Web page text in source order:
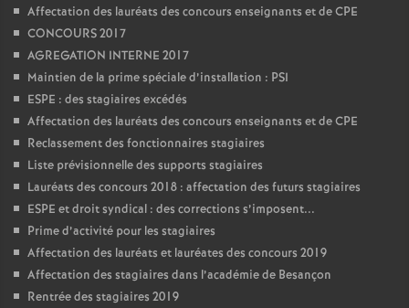
Affectation des lauréats des concours enseignants et de CPE
CONCOURS 2017
AGREGATION INTERNE 2017
Maintien de la prime spéciale d’installation : PSI
ESPE : des stagiaires excédés
Affectation des lauréats des concours enseignants et de CPE
Reclassement des fonctionnaires stagiaires
Liste prévisionnelle des supports stagiaires
Lauréats des concours 2018 : affectation des futurs stagiaires
ESPE et droit syndical : des corrections s’imposent...
Prime d’activité pour les stagiaires
Affectation des lauréats et lauréates des concours 2019
Affectation des stagiaires dans l’académie de Besançon
Rentrée des stagiaires 2019